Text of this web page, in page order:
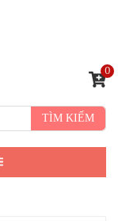
TÌM KIẾM
0